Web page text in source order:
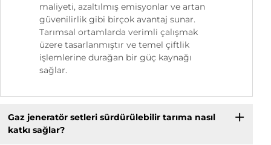
maliyeti, azaltılmış emisyonlar ve artan
güvenilirlik gibi birçok avantaj sunar.
Tarımsal ortamlarda verimli çalışmak
üzere tasarlanmıştır ve temel çiftlik
işlemlerine durağan bir güç kaynağı
sağlar.
Gaz jeneratör setleri sürdürülebilir tarıma nasıl
katkı sağlar?